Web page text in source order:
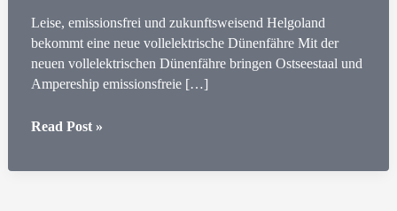
Leise, emissionsfrei und zukunftsweisend Helgoland
bekommt eine neue vollelektrische Dünenfähre Mit der
neuen vollelektrischen Dünenfähre bringen Ostseestaal und
Ampereship emissionsfreie […]
Dünenfähre
Read Post »